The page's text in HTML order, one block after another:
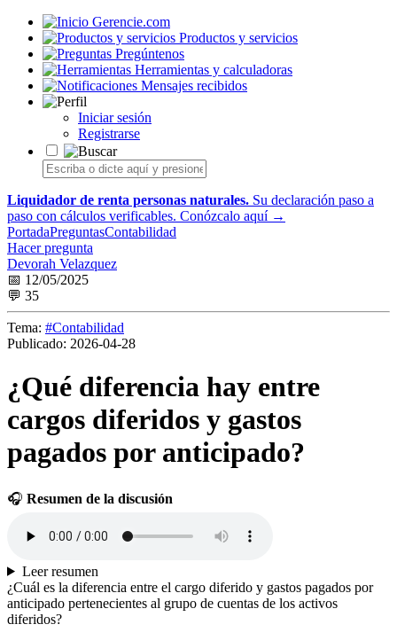
Gerencie.com
Productos y servicios
Pregúntenos
Herramientas y calculadoras
Mensajes recibidos
Iniciar sesión
Registrarse
Liquidador de renta personas naturales. Su declaración paso a
paso con cálculos verificables. Conózcalo aquí →
PortadaPreguntasContabilidad
Hacer pregunta
Devorah Velazquez
📅 12/05/2025
💬 35
Tema: #Contabilidad
Publicado: 2026-04-28
¿Qué diferencia hay entre
cargos diferidos y gastos
pagados por anticipado?
🎧 Resumen de la discusión
Leer resumen
¿Cuál es la diferencia entre el cargo diferido y gastos pagados por
anticipado pertenecientes al grupo de cuentas de los activos
diferidos?